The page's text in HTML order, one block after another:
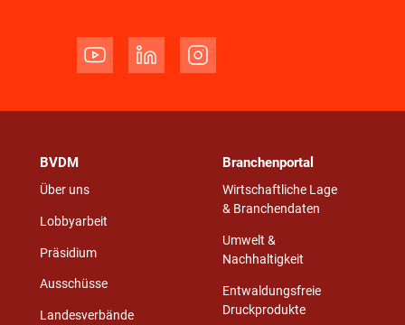
BVDM
Über uns
Lobbyarbeit
Präsidium
Ausschüsse
Landesverbände
Branchenportal
Wirtschaftliche Lage
& Branchendaten
Umwelt &
Nachhaltigkeit
Entwaldungsfreie
Druckprodukte